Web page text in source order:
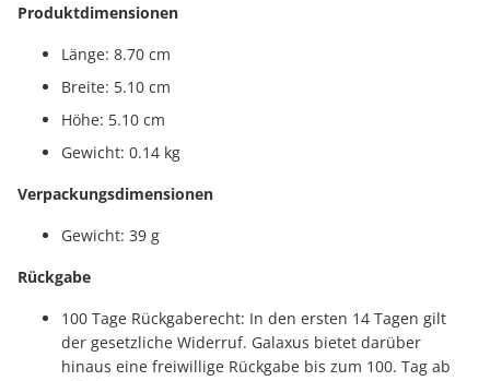
Produktdimensionen
Länge: 8.70 cm
Breite: 5.10 cm
Höhe: 5.10 cm
Gewicht: 0.14 kg
Verpackungsdimensionen
Gewicht: 39 g
Rückgabe
100 Tage Rückgaberecht: In den ersten 14 Tagen gilt
der gesetzliche Widerruf. Galaxus bietet darüber
hinaus eine freiwillige Rückgabe bis zum 100. Tag ab